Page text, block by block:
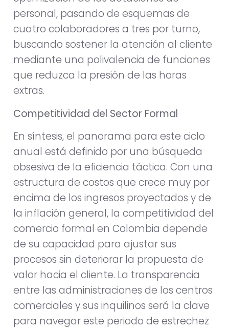
personal, pasando de esquemas de
cuatro colaboradores a tres por turno,
buscando sostener la atención al cliente
mediante una polivalencia de funciones
que reduzca la presión de las horas
extras.
Competitividad del Sector Formal
En síntesis, el panorama para este ciclo
anual está definido por una búsqueda
obsesiva de la eficiencia táctica. Con una
estructura de costos que crece muy por
encima de los ingresos proyectados y de
la inflación general, la competitividad del
comercio formal en Colombia depende
de su capacidad para ajustar sus
procesos sin deteriorar la propuesta de
valor hacia el cliente. La transparencia
entre las administraciones de los centros
comerciales y sus inquilinos será la clave
para navegar este periodo de estrechez